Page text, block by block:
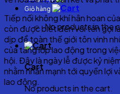
Giỏ hàng
No products in the
Cart
No products in the cart.
Tiếp nối không khí hân hoan
còn được biết đến với tên gọi
dịp để toàn thế giới tôn vinh
của tầng lớp lao động trong
hội. Đây là ngày lễ được kỷ
nhằm nhấn mạnh tới quyền lợi
lao động.